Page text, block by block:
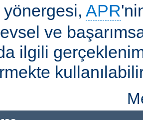
yönergesi, APR
ve
ilgili